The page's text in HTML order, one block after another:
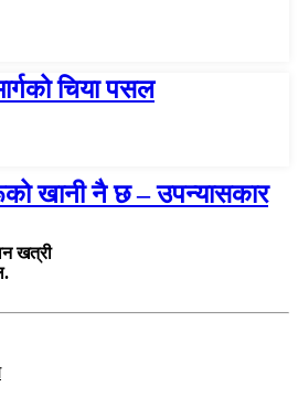
चिया पसल
खानी नै छ – उपन्यासकार
खत्री